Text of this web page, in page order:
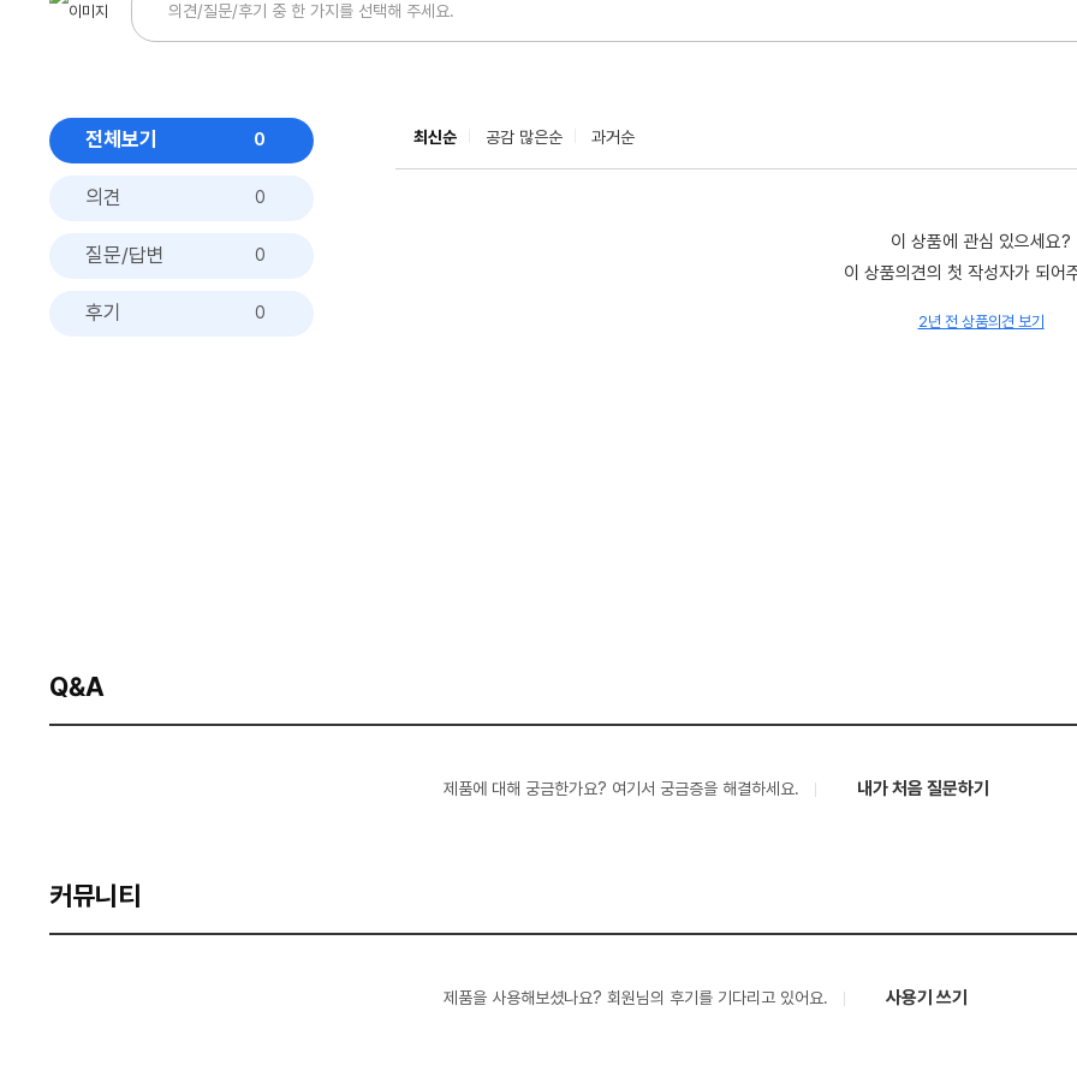
전체보기 0
의견 0
질문/답변 0
후기 0
최신순 공감 많은순 과거순
이 상품에 관심 있으세요?
이 상품의견의 첫 작성자가 되어
2년 전 상품의견 보기
Q&A
제품에 대해 궁금한가요? 여기서 궁금증을 해결하세요. 내가 처음 질문하기
커뮤니티
제품을 사용해보셨나요? 회원님의 후기를 기다리고 있어요. 사용기 쓰기